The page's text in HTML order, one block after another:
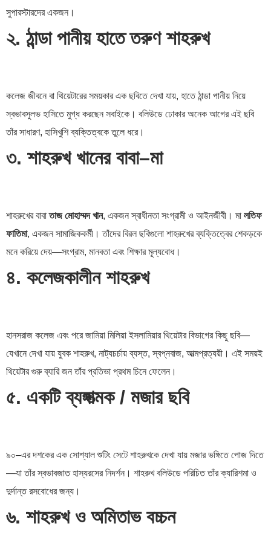
সুপারস্টারদের একজন।
২. ঠান্ডা পানীয় হাতে তরুণ শাহরুখ
কলেজ জীবনে বা থিয়েটারের সময়কার এক ছবিতে দেখা যায়, হাতে ঠান্ডা পানীয় নিয়ে
স্বভাবসুলভ হাসিতে মুগ্ধ করছেন সবাইকে। বলিউডে ঢোকার অনেক আগের এই ছবি
তাঁর সাধারণ, হাসিখুশি ব্যক্তিত্বকে তুলে ধরে।
৩. শাহরুখ খানের বাবা–মা
শাহরুখের বাবাতাজ মোহাম্মদ খান, একজন স্বাধীনতা সংগ্রামী ও আইনজীবী। মা লতিফ
ফাতিমা, একজন সামাজিককর্মী। তাঁদের বিরল ছবিগুলো শাহরুখের ব্যক্তিত্বের শেকড়কে
মনে করিয়ে দেয়—সংগ্রাম, মানবতা এবং শিক্ষার মূল্যবোধ।
৪. কলেজকালীন শাহরুখ
হানসরাজ কলেজ এবং পরে জামিয়া মিলিয়া ইসলামিয়ার থিয়েটার বিভাগের কিছু ছবি—
যেখানে দেখা যায় যুবক শাহরুখ, নাট্যচর্চায় ব্যস্ত, স্বপ্নবাজ, আত্মপ্রত্যয়ী। এই সময়ই
থিয়েটার গুরু ব্যারি জন তাঁর প্রতিভা প্রথম চিনে ফেলেন।
৫. একটি ব্যঙ্গাত্মক / মজার ছবি
৯০–এর দশকের এক সোশ্যাল শুটিং সেটে শাহরুখকে দেখা যায় মজার ভঙ্গিতে পোজ দিতে
—যা তাঁর স্বভাবজাত হাস্যরসের নিদর্শন। শাহরুখ বলিউডে পরিচিত তাঁর ক্যারিশমা ও
দুর্দান্ত রসবোধের জন্য।
৬. শাহরুখ ও অমিতাভ বচ্চন